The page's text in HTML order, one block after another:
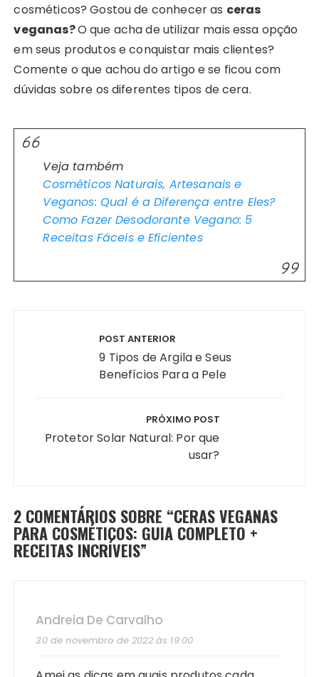
cosméticos? Gostou de conhecer as ceras
veganas?O que acha de utilizar mais essa opção
em seus produtos e conquistar mais clientes?
Comente o que achou do artigo e se ficou com
dúvidas sobre os diferentes tipos de cera.
Veja também
Cosméticos Naturais, Artesanais e
Veganos: Qual é a Diferença entre Eles?
Como Fazer Desodorante Vegano: 5
Receitas Fáceis e Eficientes
POST ANTERIOR
9 Tipos de Argila e Seus
Benefícios Para a Pele
PRÓXIMO POST
Protetor Solar Natural: Por que
usar?
2 COMENTÁRIOS SOBRE “CERAS VEGANAS
PARA COSMÉTICOS: GUIA COMPLETO +
RECEITAS INCRÍVEIS”
Andreia De Carvalho
30 de novembro de 2022 às 19:00